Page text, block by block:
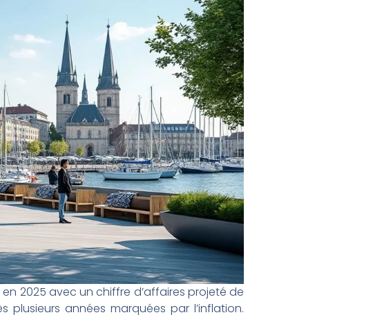
2025 avec un chiffre d’affaires projeté de
plusieurs années marquées par l’inflation.